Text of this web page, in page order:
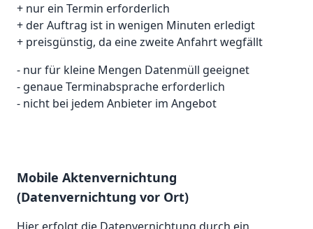
+ nur ein Termin erforderlich
+ der Auftrag ist in wenigen Minuten erledigt
+ preisgünstig, da eine zweite Anfahrt wegfällt
- nur für kleine Mengen Datenmüll geeignet
- genaue Terminabsprache erforderlich
- nicht bei jedem Anbieter im Angebot
Mobile Aktenvernichtung
(Datenvernichtung vor Ort)